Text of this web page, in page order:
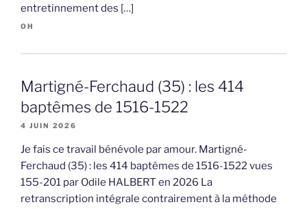
entretinnement des […]
OH
Martigné-Ferchaud (35) : les 414
baptêmes de 1516-1522
4 JUIN 2026
Je fais ce travail bénévole par amour. Martigné-
Ferchaud (35) : les 414 baptêmes de 1516-1522 vues
155-201 par Odile HALBERT en 2026 La
retranscription intégrale contrairement à la méthode